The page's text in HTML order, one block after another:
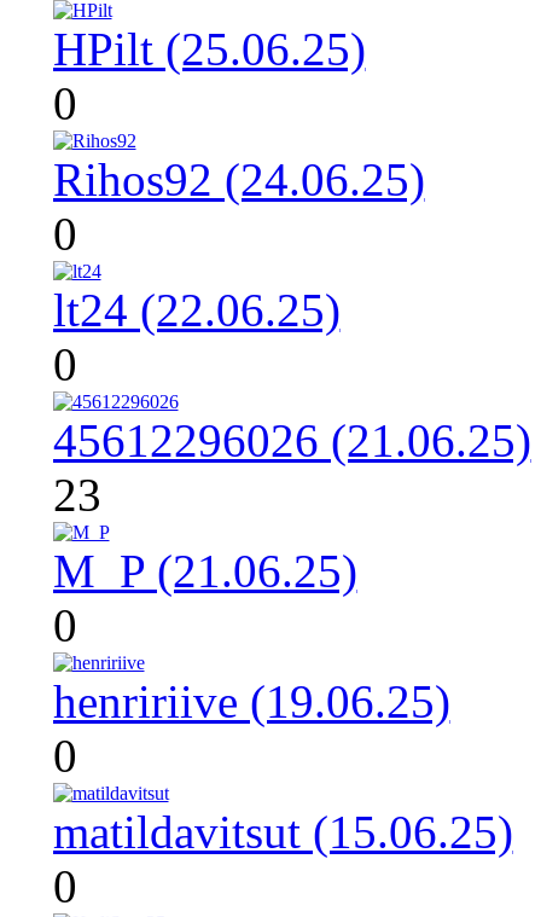
HPilt (25.06.25)
0
Rihos92 (24.06.25)
0
lt24 (22.06.25)
0
45612296026 (21.06.25)
23
M_P (21.06.25)
0
henririive (19.06.25)
0
matildavitsut (15.06.25)
0